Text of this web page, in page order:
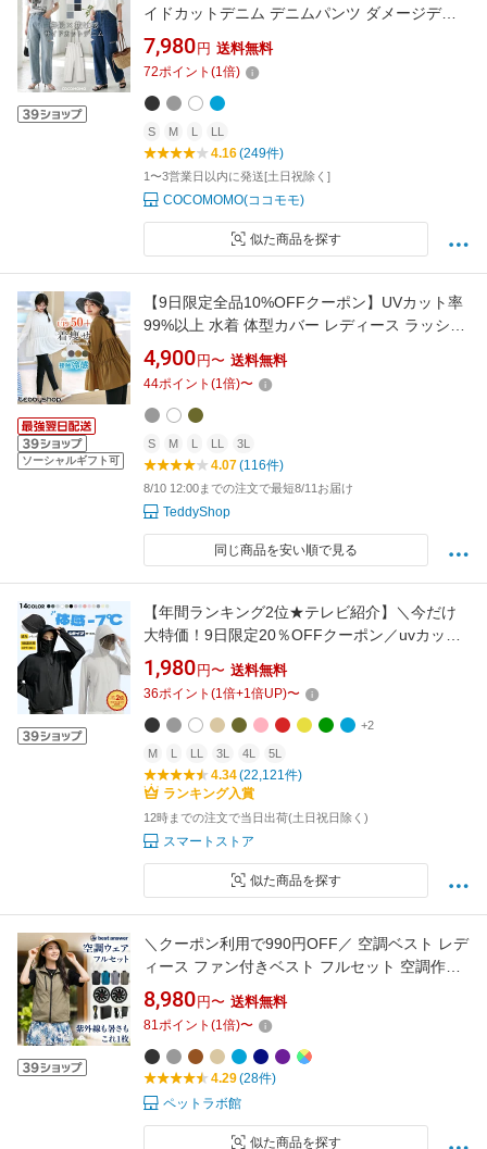
イドカットデニム デニムパンツ ダメージデニ
ム ダメージ ジーンズ レディース ボトムス ワイ
ド ダメージジーンズ サイドカット ワイドデニ
ム ジーパン ゆったり 大きいサイズ ハイウエス
ト ダメージパンツ cocomomo
7,980 円 送料無料
72ポイント (1倍)
S M L LL
4.16(249件)
1〜3営業日以内に発送[土日祝除く]
COCOMOMO(ココモモ)
似た商品を探す
ソーシャルギフト可
【9日限定全品10%OFFクーポン】UVカット率
99%以上 水着 体型カバー レディース ラッシュ
ガード 3点セット 上下セット 長袖 水陸両用 洋
服見え ティアード ブラ一体型 ポケット UVカ
ット率 99%以上 接触冷感 レギンス付き 二の腕
ウエスト ヒップ 太もも
4,900 円〜 送料無料
44ポイント (1倍)〜
S M L LL 3L
4.07(116件)
8/10 12:00までの注文で最短8/11お届け
TeddyShop
同じ商品を安い順で見る
【年間ランキング2位★テレビ紹介】＼今だけ
大特価！9日限定20％OFFクーポン／uvカット
パーカー 冷感 UV レディース uvカットパーカ
ー 長袖 ラッシュガード 体感 -7℃ メンズ UVパ
ーカー 遮光 メッシュ 涼しい トップス 大きいサ
イズ 日焼け防止 日よけ サンバイザー 即納
1,980 円〜 送料無料
36ポイント (1倍+1倍UP)〜
+2
M L LL 3L 4L 5L
4.34(22,121件)
ランキング入賞
12時までの注文で当日出荷(土日祝日除く)
スマートストア
似た商品を探す
＼クーポン利用で990円OFF／ 空調ベスト レデ
ィース ファン付きベスト フルセット 空調作業
服 電動ファン空調 服 ファンセット バッテリー
付 空調ウェア Sサイズ〜 4L ファンセット メン
ズ ストレッチ素材 大きいサイズ プレゼント 熱
中症対策 お散歩 ウォーキング
8,980 円〜 送料無料
81ポイント (1倍)〜
4.29(28件)
ペットラボ館
似た商品を探す